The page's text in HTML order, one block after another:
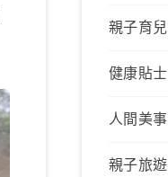
親子育兒
健康貼士
人間美事
親子旅遊